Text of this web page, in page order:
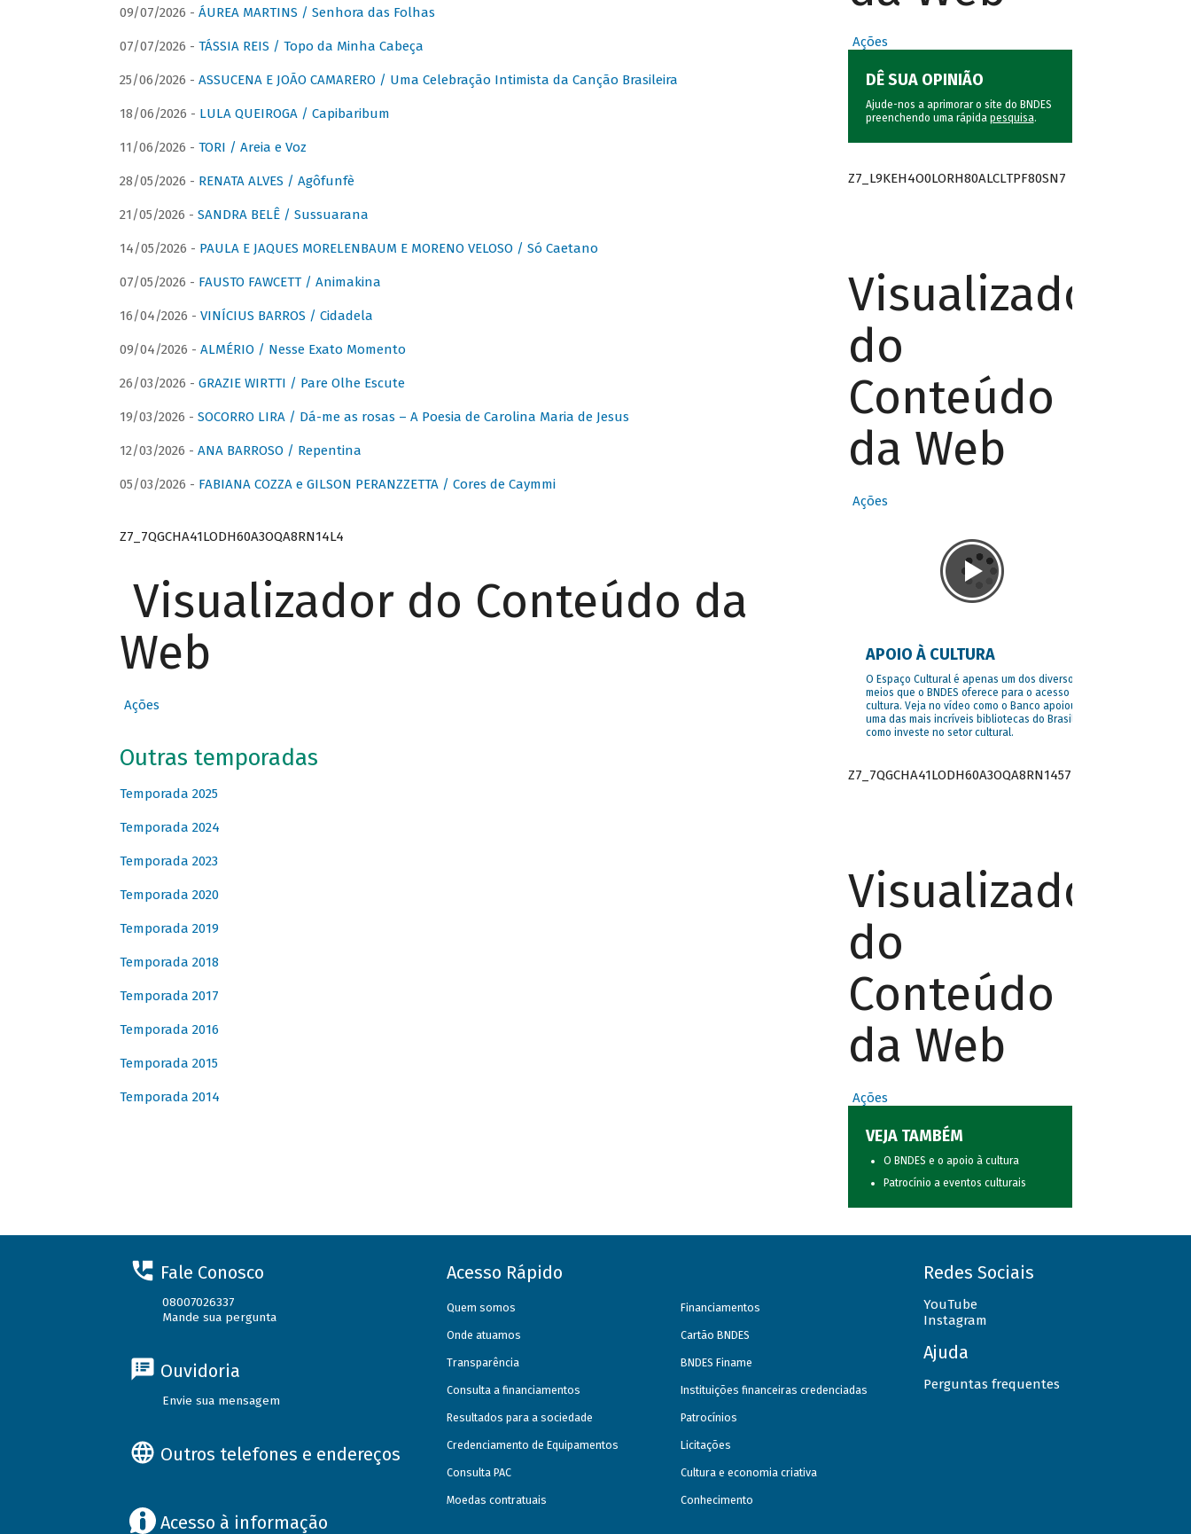
09/07/2026 - ÁUREA MARTINS / Senhora das Folhas
07/07/2026 - TÁSSIA REIS / Topo da Minha Cabeça
25/06/2026 - ASSUCENA E JOÃO CAMARERO / Uma Celebração Intimista da Canção Brasileira
18/06/2026 - LULA QUEIROGA / Capibaribum
11/06/2026 - TORI / Areia e Voz
28/05/2026 - RENATA ALVES / Agôfunfè
21/05/2026 - SANDRA BELÊ / Sussuarana
14/05/2026 - PAULA E JAQUES MORELENBAUM E MORENO VELOSO / Só Caetano
07/05/2026 - FAUSTO FAWCETT / Animakina
16/04/2026 - VINÍCIUS BARROS / Cidadela
09/04/2026 - ALMÉRIO / Nesse Exato Momento
26/03/2026 - GRAZIE WIRTTI / Pare Olhe Escute
19/03/2026 - SOCORRO LIRA / Dá-me as rosas – A Poesia de Carolina Maria de Jesus
12/03/2026 - ANA BARROSO / Repentina
05/03/2026 - FABIANA COZZA e GILSON PERANZZETTA / Cores de Caymmi
Z7_7QGCHA41LODH60A3OQA8RN14L4
Visualizador do Conteúdo da
Web
Ações
Outras temporadas
Temporada 2025
Temporada 2024
Temporada 2023
Temporada 2020
Temporada 2019
Temporada 2018
Temporada 2017
Temporada 2016
Temporada 2015
Temporada 2014
Ações
DÊ SUA OPINIÃO
Ajude-nos a aprimorar o site do BNDES
preenchendo uma rápida pesquisa.
Z7_L9KEH4O0LORH80ALCLTPF80SN7
Visualizador
do
Conteúdo
da Web
Ações
APOIO À CULTURA
O Espaço Cultural é apenas um dos diversos
meios que o BNDES oferece para o acesso à
cultura. Veja no vídeo como o Banco apoiou
uma das mais incríveis bibliotecas do Brasil e
como investe no setor cultural.
Z7_7QGCHA41LODH60A3OQA8RN1457
Visualizador
do
Conteúdo
da Web
Ações
VEJA TAMBÉM
O BNDES e o apoio à cultura
Patrocínio a eventos culturais
Fale Conosco
08007026337
Mande sua pergunta
Ouvidoria
Envie sua mensagem
Outros telefones e endereços
Acesso à informação
Acesso Rápido
Quem somos
Onde atuamos
Transparência
Consulta a financiamentos
Resultados para a sociedade
Credenciamento de Equipamentos
Consulta PAC
Moedas contratuais
Financiamentos
Cartão BNDES
BNDES Finame
Instituições financeiras credenciadas
Patrocínios
Licitações
Cultura e economia criativa
Conhecimento
Redes Sociais
YouTube
Instagram
Ajuda
Perguntas frequentes